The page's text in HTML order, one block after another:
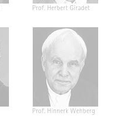
Prof. Herbert Giradet
Prof. Hinnerk Wehberg